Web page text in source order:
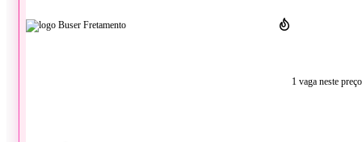
1 vaga neste preço